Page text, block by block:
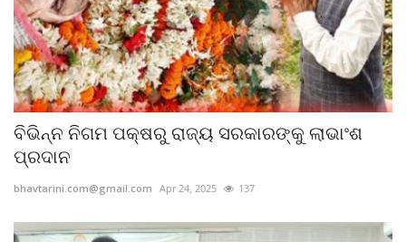
ବିଭିନ୍ନ ନିଗମ ପକ୍ଷରୁ ରାଜ୍ୟ ସରକାରଙ୍କୁ ଲାଭାଂଶ
ପ୍ରଦାନ
bhavtarini.com@gmail.com Apr 24, 2025 137